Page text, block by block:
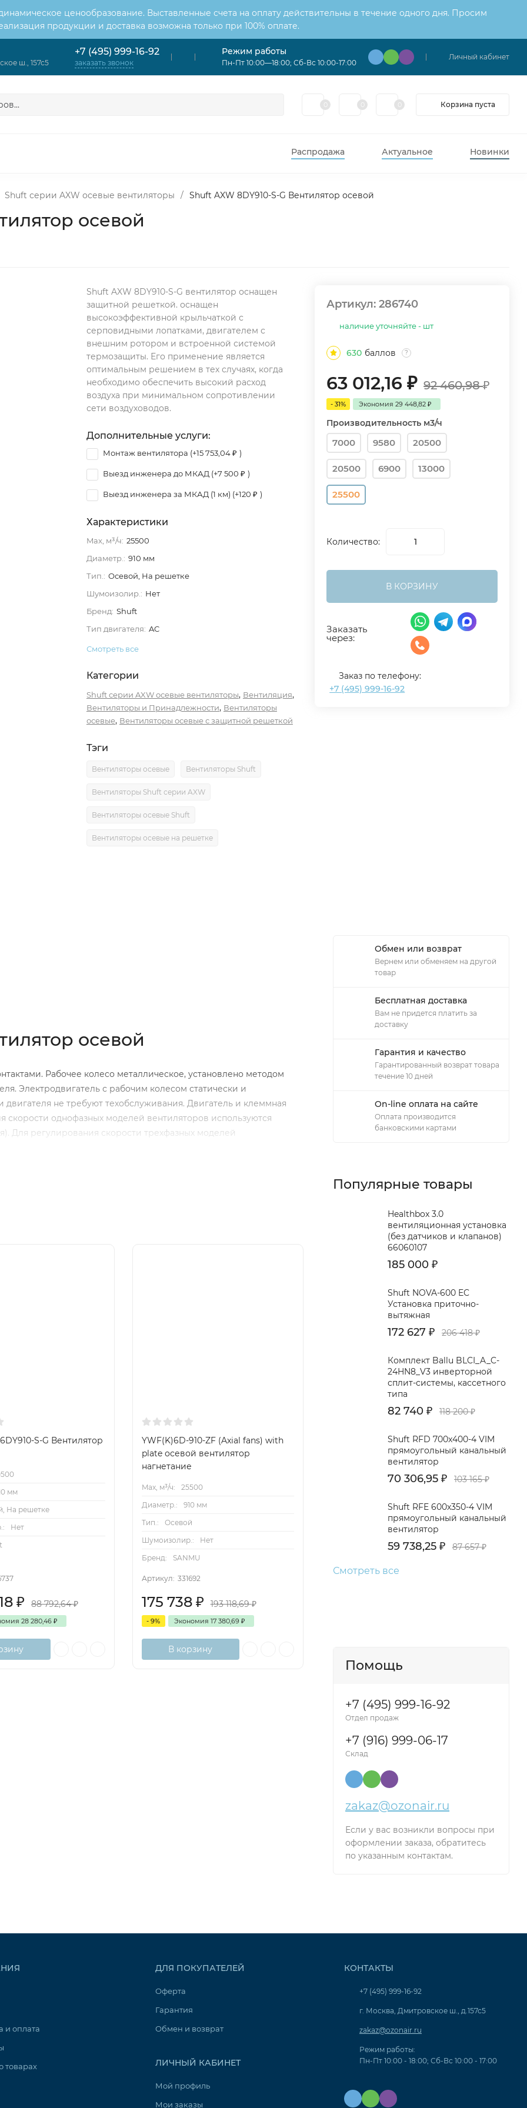
ценообразование. Выставленные счета на оплату действительны в течение одного дня. Просим
продукции и доставка возможна только при 100% оплате.
ш., 157с5
+7 (495) 999-16-92
заказать звонок
Режим работы
Пн-Пт 10:00—18:00; Сб-Вс 10:00-17:00
Личный кабинет
Корзина пуста
Распродажа Актуальное Новинки
Shuft серии AXW осевые вентиляторы / Shuft AXW 8DY910-S-G Вентилятор осевой
осевой
Shuft AXW 8DY910-S-G вентилятор оснащен
защитной решеткой. оснащен
высокоэффективной крыльчаткой с
серповидными лопатками, двигателем с
внешним ротором и встроенной системой
термозащиты. Его применение является
оптимальным решением в тех случаях, когда
необходимо обеспечить высокий расход
воздуха при минимальном сопротивлении
сети воздуховодов.
Дополнительные услуги:
Монтаж вентилятора (+15 753,04₽ )
Выезд инженера до МКАД (+7 500 ₽ )
Выезд инженера за МКАД (1 км) (+120 ₽ )
Характеристики
Max, м³/ч: 25500
Диаметр.: 910 мм
Тип.: Осевой, На решетке
Шумоизолир.: Нет
Бренд: Shuft
Тип двигателя: AC
Смотреть все
Категории
Shuft серии AXW осевые вентиляторы, Вентиляция,
Вентиляторы и Принадлежности, Вентиляторы
осевые, Вентиляторы осевые с защитной решеткой
Тэги
Вентиляторы осевые Вентиляторы Shuft
Вентиляторы Shuft серии AXW
Вентиляторы осевые Shuft
Вентиляторы осевые на решетке
Артикул:286740
наличие уточняйте - шт
630 баллов ?
63 012,16₽ 92 460,98₽
- 31% Экономия29 448,82₽
Производительность м3/ч
7000 9580 20500
20500 6900 13000
25500
Количество:
В КОРЗИНУ
Заказать
через:
Заказ по телефону:
+7 (495) 999-16-92
осевой
Рабочее колесо металлическое, установлено методом
Электродвигатель с рабочим колесом статически и
не требуют техобслуживания. Двигатель и клеммная
однофазных моделей вентиляторов используются
Для регулирования скорости трехфазных моделей
S-G Вентилятор
мм
На решетке
Нет
₽ 88 792,64₽
28 280,46₽
YWF(K)6D-910-ZF (Axial fans) with
plate осевой вентилятор
нагнетание
Max, м³/ч:
25500
Диаметр.:
910 мм
Тип.:
Осевой
Шумоизолир.:
Нет
Бренд:
SANMU
Артикул: 331692
175 738 ₽ 193 118,69₽
- 9% Экономия 17 380,69 ₽
В корзину
Обмен или возврат
Вернем или обменяем на другой
товар
Бесплатная доставка
Вам не придется платить за
доставку
Гарантия и качество
Гарантированный возврат товара
течение 10 дней
On-line оплата на сайте
Оплата производится
банковскими картами
Популярные товары
Healthbox 3.0
вентиляционная установка
(без датчиков и клапанов)
66060107
185 000 ₽
Shuft NOVA-600 EC
Установка приточно-
вытяжная
172 627 ₽ 206 418₽
Комплект Ballu BLCI_A_C-
24HN8_V3 инверторной
сплит-системы, кассетного
типа
82 740 ₽ 118 200₽
Shuft RFD 700x400-4 VIM
прямоугольный канальный
вентилятор
70 306,95 ₽ 103 165₽
Shuft RFE 600x350-4 VIM
прямоугольный канальный
вентилятор
59 738,25 ₽ 87 657₽
Смотреть все
Помощь
+7 (495) 999-16-92
Отдел продаж
+7 (916) 999-06-17
Склад
zakaz@ozonair.ru
Если у вас возникли вопросы при
оформлении заказа, обратитесь
по указанным контактам.
и оплата
товарах
ДЛЯ ПОКУПАТЕЛЕЙ
Оферта
Гарантия
Обмен и возврат
ЛИЧНЫЙ КАБИНЕТ
Мой профиль
Мои заказы
КОНТАКТЫ
+7 (495) 999-16-92
г. Москва, Дмитровское ш., д.157с5
zakaz@ozonair.ru
Режим работы:
Пн-Пт 10:00 - 18:00; Сб-Вс 10:00 - 17:00